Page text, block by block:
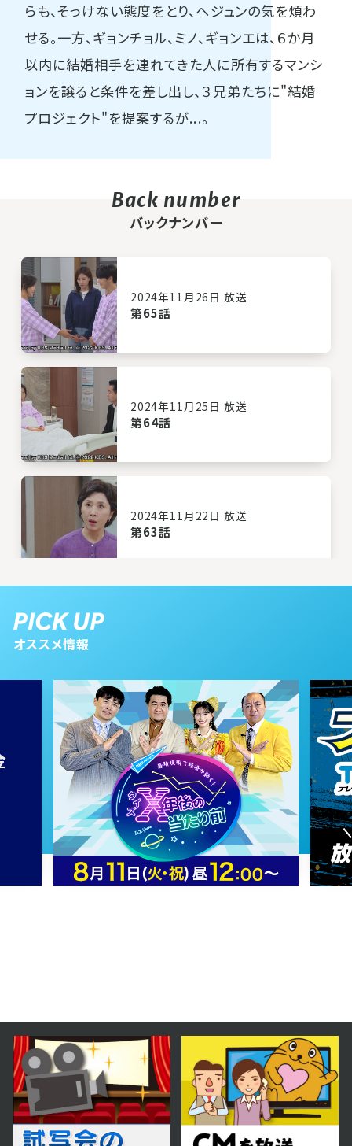
らも、そっけない態度をとり、ヘジュンの気を煩わ
せる。一方、ギョンチョル、ミノ、ギョンエは、６か月
以内に結婚相手を連れてきた人に所有するマンシ
ョンを譲ると条件を差し出し、３兄弟たちに"結婚
プロジェクト"を提案するが...。
バックナンバー
2024年11月26日 放送
第65話
2024年11月25日 放送
第64話
2024年11月22日 放送
第63話
2024年11月20日 放送
第61話
2024年11月19日 放送
第60話
2024年11月15日 放送
第58話
オススメ情報